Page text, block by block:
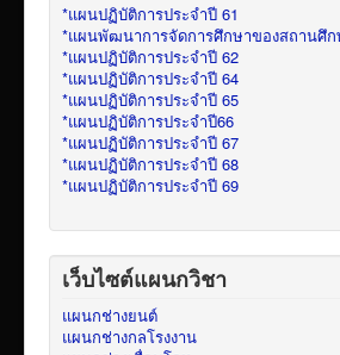
*แผนปฏิบัติการประจำปี 61
*แผนพัฒนาการจัดการศึกษาของสถานศึก
*แผนปฏิบัติการประจำปี 62
*แผนปฏิบัติการประจำปี 64
*แผนปฏิบัติการประจำปี 65
*แผนปฏิบัติการประจำปี66
*แผนปฏิบัติการประจำปี 67
*แผนปฏิบัติการประจำปี 68
*แผนปฏิบัติการประจำปี 69
เว็บไซต์แผนกวิชา
แผนกช่างยนต์
แผนกช่างกลโรงงาน